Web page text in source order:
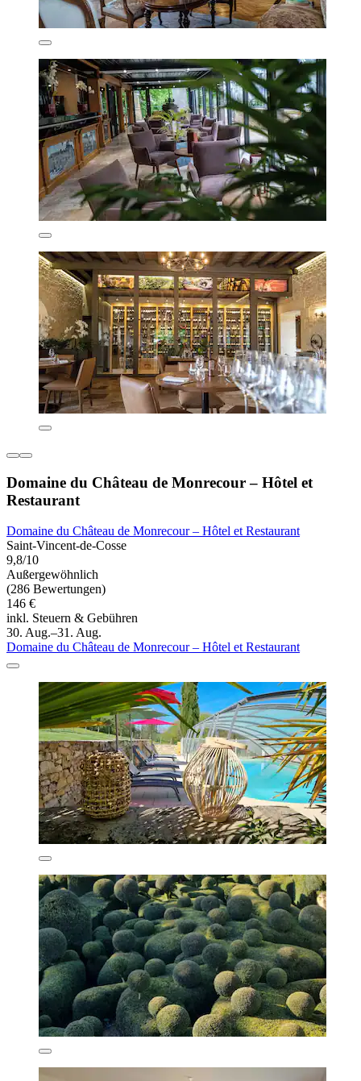
Domaine du Château de Monrecour – Hôtel et
Restaurant
Domaine du Château de Monrecour – Hôtel et Restaurant
Saint-Vincent-de-Cosse
9,8/10
Außergewöhnlich
(286 Bewertungen)
146 €
inkl. Steuern & Gebühren
30. Aug.–31. Aug.
Domaine du Château de Monrecour – Hôtel et Restaurant